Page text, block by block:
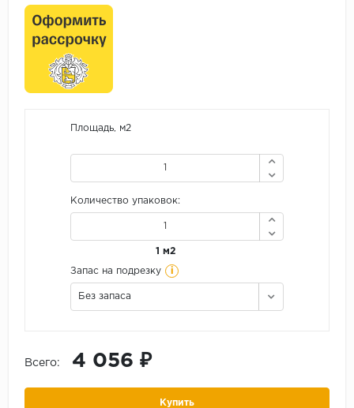
Площадь, м2
Количество упаковок:
1 м2
Запас на подрезку i
Без запаса
Всего: 4 056 ₽
Купить